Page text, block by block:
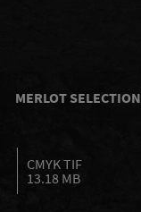
MERLOT SELECTION
CMYK TIF
13.18 MB